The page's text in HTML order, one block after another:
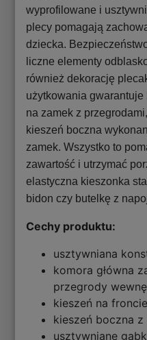
wyprofilowane i
plecy pomagają
dziecka.
liczne elementy
również dekorację
użytkowania gwarantuje
na zamek z
kieszeń boczna
zamek. Wszystko to
zawartość i utrzymać
elastyczna kieszonka
bidon czy butelkę z
Cechy produktu:
usztywniana
komora główna
przegrody
kieszeń na froncie
kieszeń boczna
usztywniane